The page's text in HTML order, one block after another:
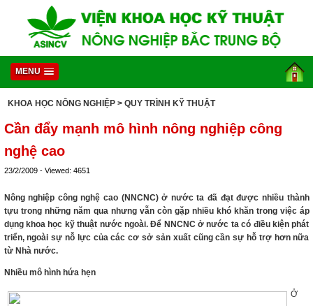
MENU
KHOA HỌC NÔNG NGHIỆP > QUY TRÌNH KỸ THUẬT
Cần đẩy mạnh mô hình nông nghiệp công
nghệ cao
23/2/2009 - Viewed: 4651
Nông nghiệp công nghệ cao (NNCNC) ở nước ta đã đạt được nhiều thành
tựu trong những năm qua nhưng vẫn còn gặp nhiều khó khăn trong việc áp
dụng khoa học kỹ thuật nước ngoài. Để NNCNC ở nước ta có điều kiện phát
triển, ngoài sự nỗ lực của các cơ sở sản xuất cũng cần sự hỗ trợ hơn nữa
từ Nhà nước.
Nhiều mô hình hứa hẹn
Ở